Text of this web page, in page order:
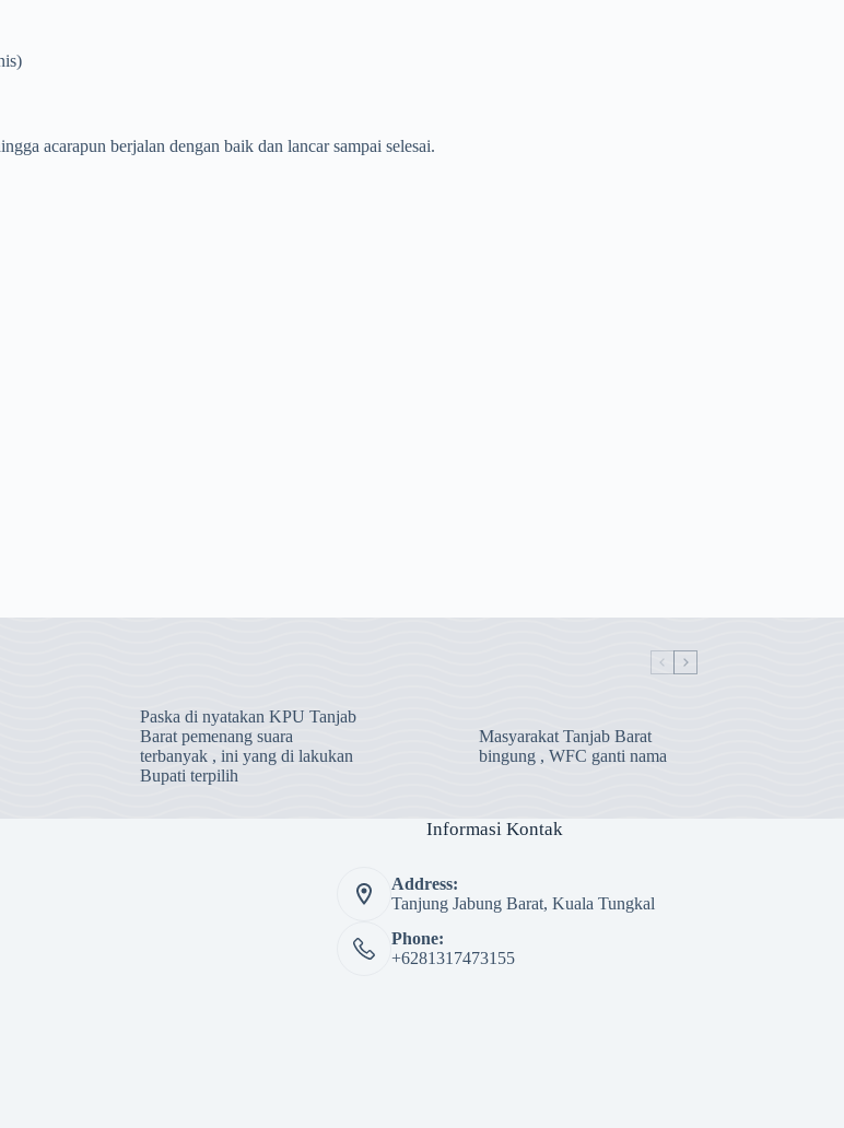
acarapun berjalan dengan baik dan lancar sampai selesai.
Paska di nyatakan KPU Tanjab
Barat pemenang suara
terbanyak , ini yang di lakukan
Bupati terpilih
Masyarakat Tanjab Barat
bingung , WFC ganti nama
Informasi Kontak
Address:
Tanjung Jabung Barat, Kuala Tungkal
Phone:
+6281317473155